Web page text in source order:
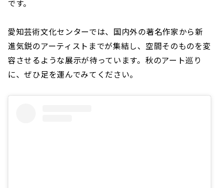
です。
愛知芸術文化センターでは、国内外の著名作家から新
進気鋭のアーティストまでが集結し、空間そのものを変
容させるような展示が待っています。秋のアート巡り
に、ぜひ足を運んでみてください。